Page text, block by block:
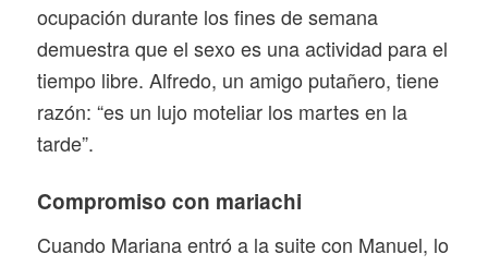
ocupación durante los fines de semana
demuestra que el sexo es una actividad para el
tiempo libre. Alfredo, un amigo putañero, tiene
razón: “es un lujo moteliar los martes en la
tarde”.
Compromiso con mariachi
Cuando Mariana entró a la suite con Manuel, lo